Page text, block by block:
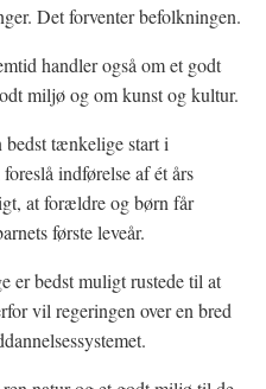
Det forventer befolkningen.
handler også om et godt
miljø og om kunst og kultur.
tænkelige start i
indførelse af ét års
at forældre og børn får
første leveår.
er bedst muligt rustede til at
vil regeringen over en bred